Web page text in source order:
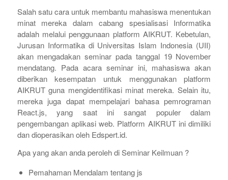
Salah satu cara untuk membantu mahasiswa menentukan
minat mereka dalam cabang spesialisasi Informatika
adalah melalui penggunaan platform AIKRUT. Kebetulan,
Jurusan Informatika di Universitas Islam Indonesia (UII)
akan mengadakan seminar pada tanggal 19 November
mendatang. Pada acara seminar ini, mahasiswa akan
diberikan kesempatan untuk menggunakan platform
AIKRUT guna mengidentifikasi minat mereka. Selain itu,
mereka juga dapat mempelajari bahasa pemrograman
React.js, yang saat ini sangat populer dalam
pengembangan aplikasi web. Platform AIKRUT ini dimiliki
dan dioperasikan oleh Edspert.id.
Apa yang akan anda peroleh di Seminar Keilmuan ?
Pemahaman Mendalam tentang js